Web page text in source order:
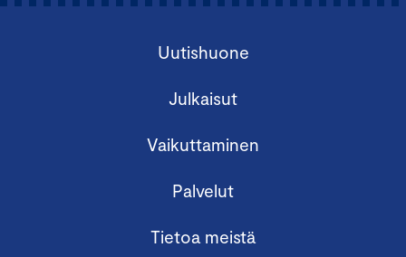
Uutishuone
Julkaisut
Vaikuttaminen
Palvelut
Tietoa meistä